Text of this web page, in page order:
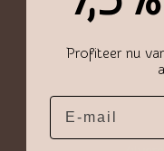
Profiteer nu
Email